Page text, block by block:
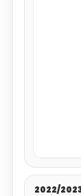
2022/